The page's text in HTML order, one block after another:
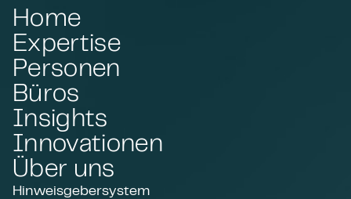
Home
Expertise
Personen
Büros
Insights
Innovationen
Über uns
Hinweisgebersystem